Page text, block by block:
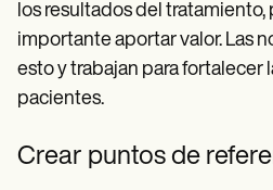
los resultados del tratamiento,
importante aportar valor. Las
esto y trabajan para fortalecer
pacientes.
Crear puntos de